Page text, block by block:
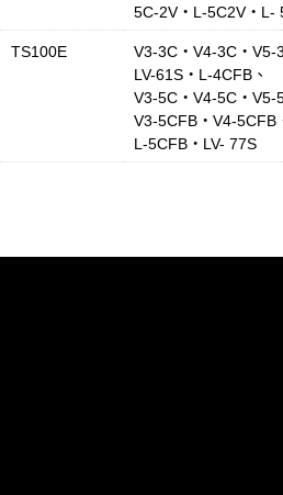
5C-2V・L-5C2V・L-
TS100E
V3-3C・V4-3C・V5-
LV-61S・L-4CFB、
V3-5C・V4-5C・V5-
V3-5CFB・V4-5CFB
L-5CFB・LV- 77S